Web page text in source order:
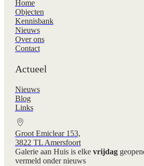
Home
Objecten
Kennisbank
Nieuws
Over ons
Contact
Actueel
Nieuws
Blog
Links
Groot Emiclear 153,
3822 TL Amersfoort
Galerie aan Huis is elke vrijdag
vermeld onder nieuws